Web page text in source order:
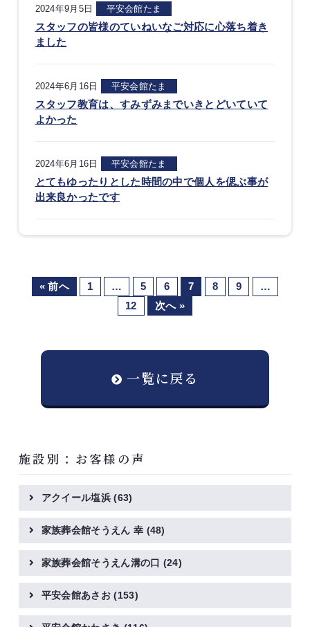
2024年9月5日 平安会館たま
スタッフの皆様のていねいなご対応に心落ち着き
ました
2024年6月16日 平安会館たま
スタッフ教育は、すみずみまでいきとどいていて
よかった
2024年6月16日 平安会館たま
とてもゆったりとした時間の中で個人を偲ぶ事が
出来良かったです
« 前へ 1 … 5 6 7 8 9
…
12
次へ »
一覧に戻る
施設別：お客様の声
アクイール塩浜(63)
家族葬会館そうえん 幸 (48)
家族葬会館そうえん溝の口 (24)
平安会館あさお(153)